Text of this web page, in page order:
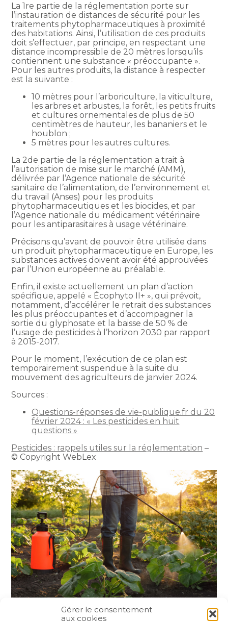
Gérer le consentement
aux cookies
La 1re partie de la réglementation porte sur
l’instauration de distances de sécurité pour les
traitements phytopharmaceutiques à proximité
des habitations. Ainsi, l’utilisation de ces produits
doit s’effectuer, par principe, en respectant une
distance incompressible de 20 mètres lorsqu’ils
contiennent une substance « préoccupante ».
Pour les autres produits, la distance à respecter
est la suivante :
10 mètres pour l’arboriculture, la viticulture,
les arbres et arbustes, la forêt, les petits fruits
et cultures ornementales de plus de 50
centimètres de hauteur, les bananiers et le
houblon ;
5 mètres pour les autres cultures.
La 2de partie de la réglementation a trait à
l’autorisation de mise sur le marché (AMM),
délivrée par l’Agence nationale de sécurité
sanitaire de l’alimentation, de l’environnement et
du travail (Anses) pour les produits
phytopharmaceutiques et les biocides, et par
l’Agence nationale du médicament vétérinaire
pour les antiparasitaires à usage vétérinaire.
Précisons qu’avant de pouvoir être utilisée dans
un produit phytopharmaceutique en Europe, les
substances actives doivent avoir été approuvées
par l’Union européenne au préalable.
Enfin, il existe actuellement un plan d’action
spécifique, appelé « Écophyto II+ », qui prévoit,
notamment, d’accélérer le retrait des substances
les plus préoccupantes et d’accompagner la
sortie du glyphosate et la baisse de 50 % de
l’usage de pesticides à l’horizon 2030 par rapport
à 2015-2017.
Pour le moment, l’exécution de ce plan est
temporairement suspendue à la suite du
mouvement des agriculteurs de janvier 2024.
Sources :
Questions-réponses de vie-publique.fr du 20
février 2024 : « Les pesticides en huit
questions »
Pesticides : rappels utiles sur la réglementation –
© Copyright WebLex